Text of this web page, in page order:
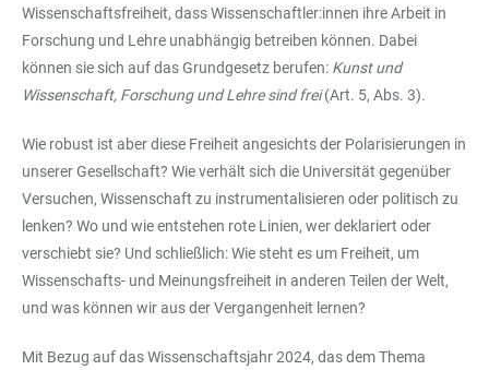
Wissenschaftsfreiheit, dass Wissenschaftler:innen ihre Arbeit in
Forschung und Lehre unabhängig betreiben können. Dabei
können sie sich auf das Grundgesetz berufen: Kunst und
Wissenschaft, Forschung und Lehre sind frei(Art. 5, Abs. 3).
Wie robust ist aber diese Freiheit angesichts der Polarisierungen in
unserer Gesellschaft? Wie verhält sich die Universität gegenüber
Versuchen, Wissenschaft zu instrumentalisieren oder politisch zu
lenken? Wo und wie entstehen rote Linien, wer deklariert oder
verschiebt sie? Und schließlich: Wie steht es um Freiheit, um
Wissenschafts- und Meinungsfreiheit in anderen Teilen der Welt,
und was können wir aus der Vergangenheit lernen?
Mit Bezug auf das Wissenschaftsjahr 2024, das dem Thema